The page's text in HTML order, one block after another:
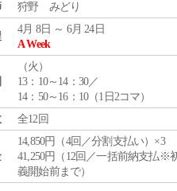
狩野 みどり
4月 8日 ～ 6月 24日
A Week
（火 ）
13：10～14：30／
14：50～16：10（1日2コマ）
全12回
14,850円（4回／分割支払い）×3
41,250円（12回／一括前納支払※
義開始前まで）